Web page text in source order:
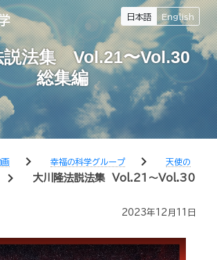
日本語 English
説法集 Vol.21〜Vol.30
総集編
画 chevron_right 幸福の科学グループ chevron_right
天使の
chevron_right
大川隆法説法集 Vol.21〜Vol.30
2023年12月11日